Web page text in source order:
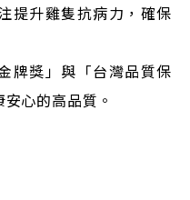
提升雞隻抗病力，確保
牌獎」與「台灣品質保
心的高品質。